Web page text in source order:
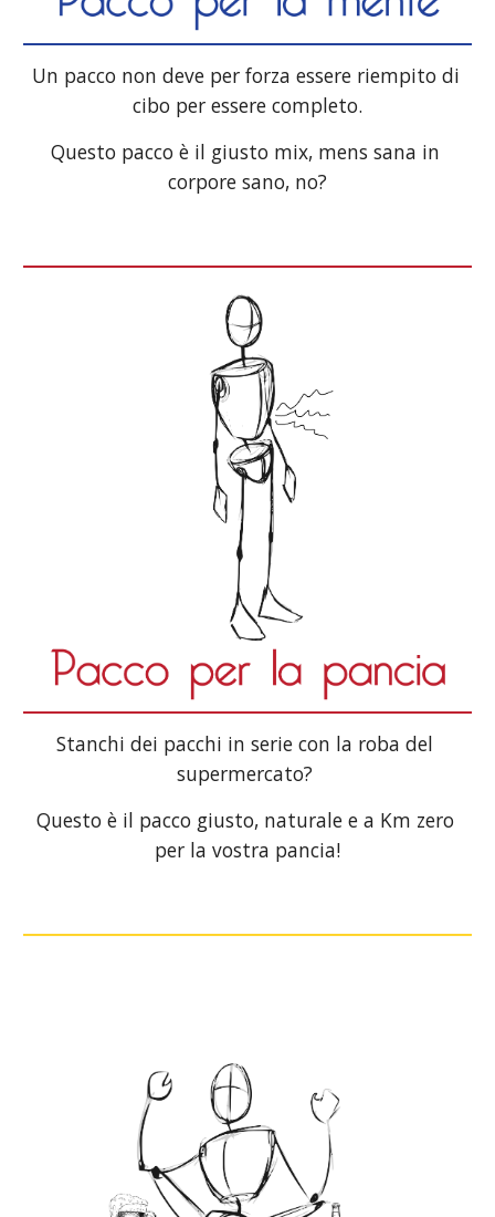
Un pacco non deve per forza essere riempito di
cibo per essere completo.
Questo pacco è il giusto mix, mens sana in
corpore sano, no?
Stanchi dei pacchi in serie con la roba del
supermercato?
Questo è il pacco giusto, naturale e a Km zero
per la vostra pancia!